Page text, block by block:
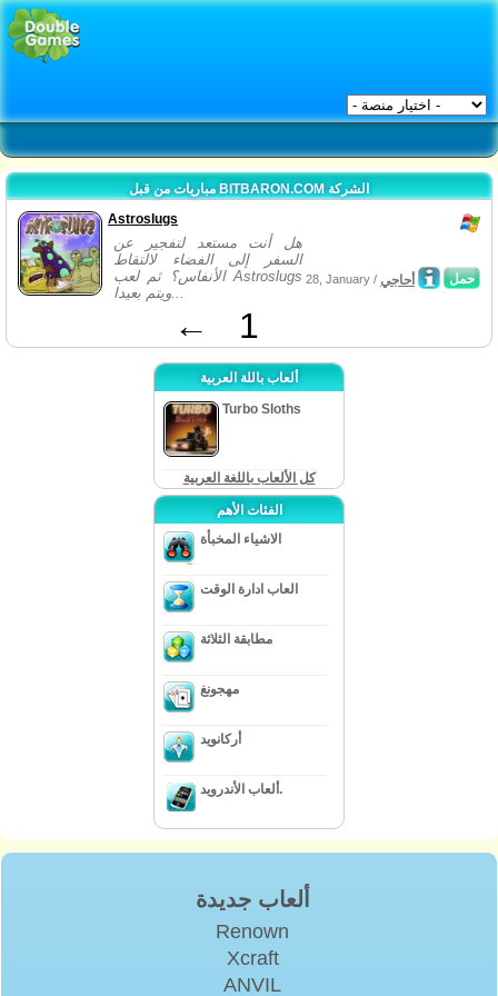
مباريات من قبل BITBARON.COM الشركة
Astroslugs
هل أنت مستعد لتفجير عن
السفر إلى الفضاء لالتقاط
الأنفاس؟ ثم لعب Astroslugs
ويتم بعيدا...
حمل 28, January / أحاجي
← 1
ألعاب باللة العربية
Turbo Sloths
كل الألعاب باللغة العربية
الفئات الأهم
الاشياء المخبأة
العاب ادارة الوقت
مطابقة الثلاثة
مهجونغ
أركانويد
ألعاب الأندرويد.
ألعاب جديدة
Renown
Xcraft
ANVIL